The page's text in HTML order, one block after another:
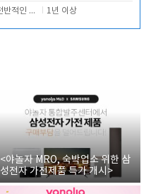
주차 및 전반적인 당번업무 1년 이상
<야놀자 MRO, 숙박업소 위한 삼
성전자 가전제품 특가 개시>